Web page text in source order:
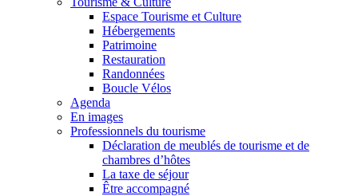
Espace Tourisme et Culture
Hébergements
Patrimoine
Restauration
Randonnées
Boucle Vélos
Agenda
En images
Professionnels du tourisme
Déclaration de meublés de tourisme et de
chambres d’hôtes
La taxe de séjour
Être accompagné